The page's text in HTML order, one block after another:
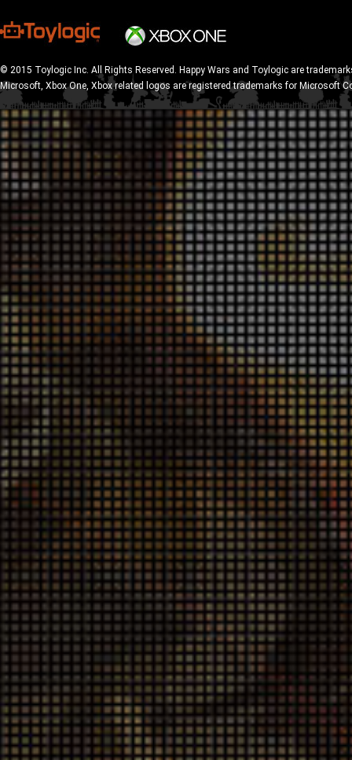
© 2015 Toylogic Inc. All Rights Reserved. Happy Wars and Toylogic are
Microsoft, Xbox One, Xbox related logos are registered trademarks for Microsoft